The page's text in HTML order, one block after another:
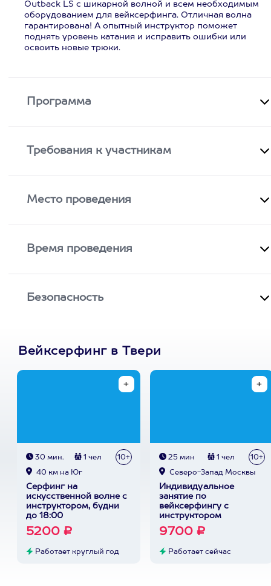
Outback LS с шикарной волной и всем необходимым
оборудованием для вейксерфинга. Отличная волна
гарантирована! А опытный инструктор поможет
поднять уровень катания и исправить ошибки или
освоить новые трюки.
Программа
Требования к участникам
Место проведения
Время проведения
Безопасность
Вейксерфинг в Твери
30 мин. 1 чел 10+
40 км на Юг
Серфинг на
искусственной волне с
инструктором, будни
до 18:00
5200 ₽
Работает круглый год
25 мин 1 чел 10+
Северо-Запад Москвы
Индивидуальное
занятие по
вейксерфингу с
инструктором
9700 ₽
Работает сейчас